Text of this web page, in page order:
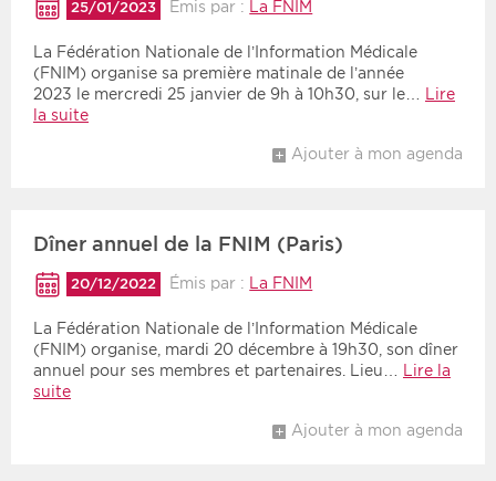
25/01/2023 Émis par : La FNIM
La Fédération Nationale de l’Information Médicale
(FNIM) organise sa première matinale de l’année
2023 le mercredi 25 janvier de 9h à 10h30, sur le…
Lire
la suite
Ajouter à mon agenda
Dîner annuel de la FNIM (Paris)
20/12/2022 Émis par : La FNIM
La Fédération Nationale de l’Information Médicale
(FNIM) organise, mardi 20 décembre à 19h30, son dîner
annuel pour ses membres et partenaires. Lieu…
Lire la
suite
Ajouter à mon agenda